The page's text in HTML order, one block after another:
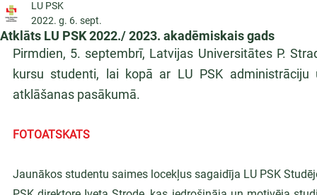
ESF projekti
Atklāts LU PSK 2022./ 2023. akadēmiskais gads
LU PSK
2022. g. 6. sept.
Pirmdien, 5. septembrī, Latvijas Universitātes P.
kursu studenti, lai kopā ar LU PSK
atklāšanas pasākumā.
FOTOATSKATS
Jaunākos studentu saimes locekļus sagaidīja LU PSK